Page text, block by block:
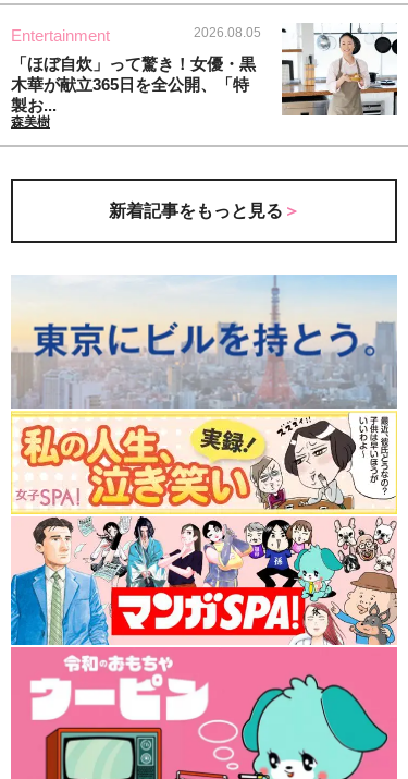
Entertainment 2026.08.05
「ほぼ自炊」って驚き！女優・黒
木華が献立365日を全公開、「特
製お...
森美樹
新着記事をもっと見る